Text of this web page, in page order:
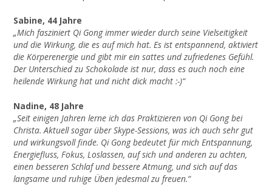
Sabine, 44 Jahre
„Mich fasziniert Qi Gong immer wieder durch seine Vielseitigkeit
und die Wirkung, die es auf mich hat. Es ist entspannend, aktiviert
die Körperenergie und gibt mir ein sattes und zufriedenes Gefühl.
Der Unterschied zu Schokolade ist nur, dass es auch noch eine
heilende Wirkung hat und nicht dick macht :-)“
Nadine, 48 Jahre
„Seit einigen Jahren lerne ich das Praktizieren von Qi Gong bei
Christa. Aktuell sogar über Skype-Sessions, was ich auch sehr gut
und wirkungsvoll finde. Qi Gong bedeutet für mich Entspannung,
Energiefluss, Fokus, Loslassen, auf sich und anderen zu achten,
einen besseren Schlaf und bessere Atmung, und sich auf das
langsame und ruhige Üben jedesmal zu freuen.“